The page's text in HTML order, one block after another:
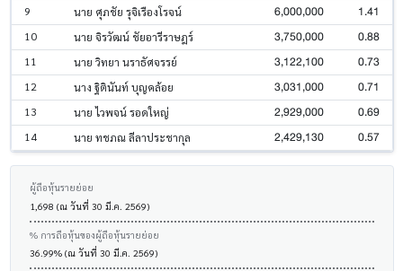
9 นาย ศุภชัย รุจิเรืองโรจน์ 6,000,000 1.41
10 นาย จิรวัฒน์ ชัยอารีราษฎร์ 3,750,000 0.88
11 นาย วิทยา นราธัศจรรย์ 3,122,100 0.73
12 นาง ฐิตินันท์ บุญคล้อย 3,031,000 0.71
13 นาย ไวพจน์ รอดใหญ่ 2,929,000 0.69
14 นาย ทชภณ ลีลาประชากุล 2,429,130 0.57
ผู้ถือหุ้นรายย่อย
1,698 (ณ วันที่ 30 มี.ค. 2569)
% การถือหุ้นของผู้ถือหุ้นรายย่อย
36.99% (ณ วันที่ 30 มี.ค. 2569)